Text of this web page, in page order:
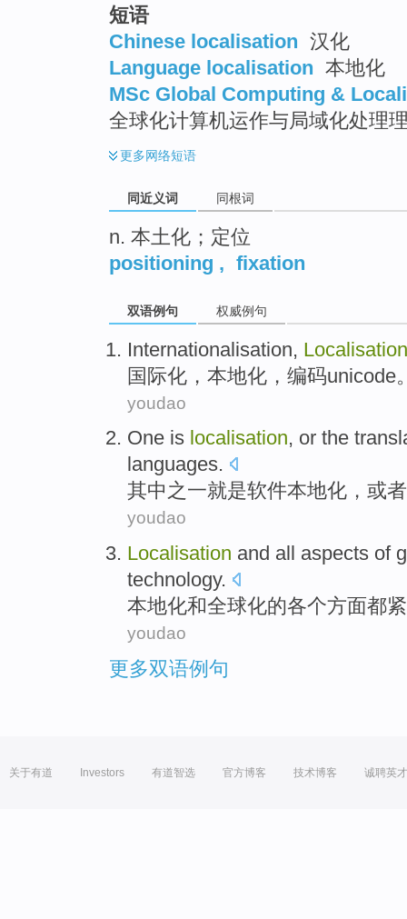
短语
Chinese localisation 汉化
Language localisation 本地化
MSc Global Computing &
全球化计算机运作与局域化处理
更多网络短语
同近义词 同根词
n. 本土化；定位
positioning , fixation
双语例句 权威例句
Internationalisation, Localisation
国际化 ， 本地化 ， 编码unicode
youdao
One is localisation, or the
languages.
其中之一就是软件本地化 ， 或者
youdao
Localisation and all aspects of
technology.
本地化和全球化的各个方面都
youdao
更多双语例句
关于有道 Investors 有道智选 官方博客 技术博客 诚聘英才